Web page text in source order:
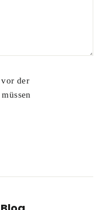
vor der